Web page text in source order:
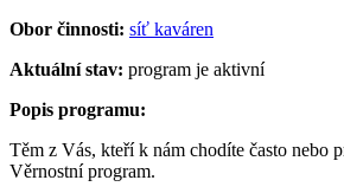
Obor činnosti: síť kaváren
Aktuální stav: program je aktivní
Popis programu:
Těm z Vás, kteří k nám chodíte často nebo
Věrnostní program.